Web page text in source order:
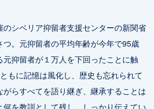
シベリア抑留者支援センターの新関省
つ。元抑留者の平均年齢が今年で95歳
元抑留者が１万人を下回ったことに触
もに記憶は風化し、歴史も忘れられて
がらすべてを語り継ぎ、継承することは
を教訓として残し、しっかり伝えてい